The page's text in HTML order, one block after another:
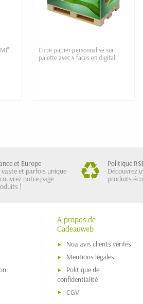
Cube papier personnalisé sur
palette avec 4 faces en digital
et Europe
et parfois unique
notre page
!
Politique
Découvrez
produits
A propos de
Cadeauweb
Noa avis clients vérifés
Mentions légales
Politique de
confidentialité
CGV